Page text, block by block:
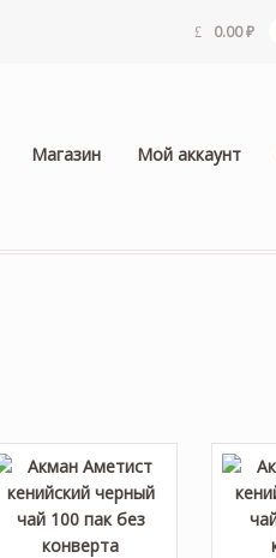
0.00₽
Магазин Мой аккаунт